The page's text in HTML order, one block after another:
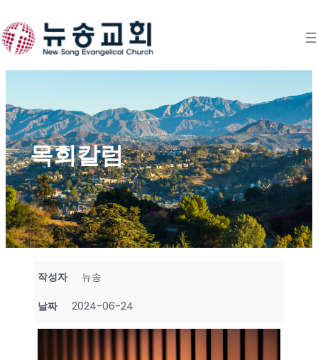
to
content
목회칼럼
작성자 뉴송
날짜 2024-06-24